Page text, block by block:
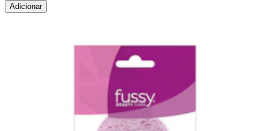
Adicionar